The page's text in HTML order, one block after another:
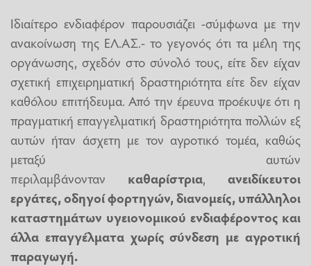
Ιδιαίτερο ενδιαφέρον παρουσιάζει -σύμφωνα με την
ανακοίνωση της ΕΛ.ΑΣ.- το γεγονός ότι τα μέλη της
οργάνωσης, σχεδόν στο σύνολό τους, είτε δεν είχαν
σχετική επιχειρηματική δραστηριότητα είτε δεν είχαν
καθόλου επιτήδευμα. Από την έρευνα προέκυψε ότι η
πραγματική επαγγελματική δραστηριότητα πολλών εξ
αυτών ήταν άσχετη με τον αγροτικό τομέα, καθώς
μεταξύ αυτών
περιλαμβάνονταν καθαρίστρια, ανειδίκευτοι
εργάτες, οδηγοί φορτηγών, διανομείς, υπάλληλοι
καταστημάτων υγειονομικού ενδιαφέροντος και
άλλα επαγγέλματα χωρίς σύνδεση με αγροτική
παραγωγή.